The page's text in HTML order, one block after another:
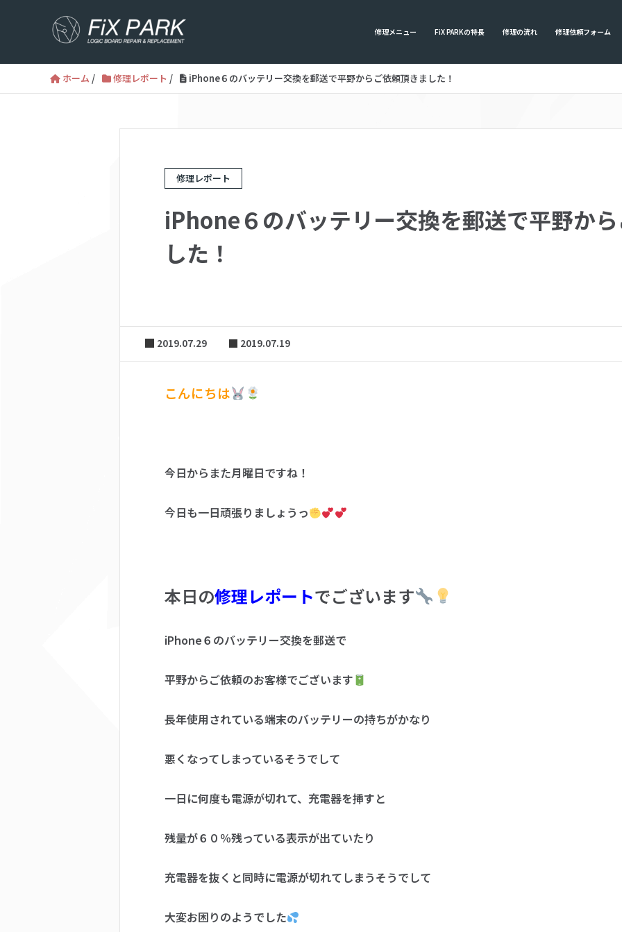
修理メニュー FiX PARKの特長 修理の流れ 修理依頼フォーム
ホーム / 修理レポート / iPhone６のバッテリー交換を郵送で平野からご依頼頂きました！
修理レポート
iPhone６のバッテリー交換を郵送で平野か
した！
2019.07.29 2019.07.19
こんにちは
今日からまた月曜日ですね！
今日も一日頑張りましょうっ
本日の修理レポートでございます
iPhone６のバッテリー交換を郵送で
平野からご依頼のお客様でございます
長年使用されている端末のバッテリーの持ちがかなり
悪くなってしまっているそうでして
一日に何度も電源が切れて、充電器を挿すと
残量が６０％残っている表示が出ていたり
充電器を抜くと同時に電源が切れてしまうそうでして
大変お困りのようでした